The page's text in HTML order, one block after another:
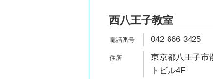
西八王子教室
042-666-3425
東京都八王子市
トビル4F